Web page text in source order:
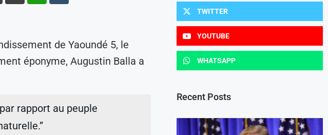
de Yaoundé 5, le
éponyme, Augustin Balla a
rapport au peuple
TWITTER
YOUTUBE
WHATSAPP
Recent Posts